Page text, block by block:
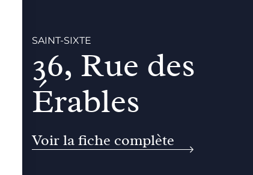
SAINT-SIXTE
36, Rue des
Érables
Voir la fiche complète